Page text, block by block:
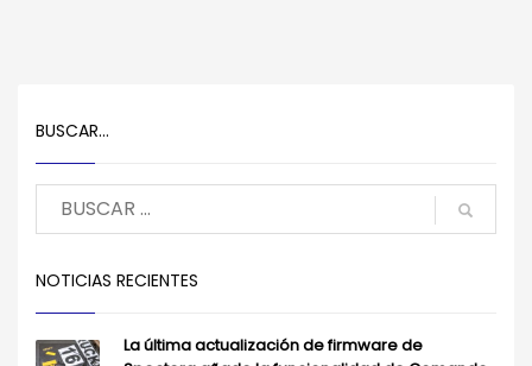
BUSCAR…
NOTICIAS RECIENTES
La última actualización de firmware de